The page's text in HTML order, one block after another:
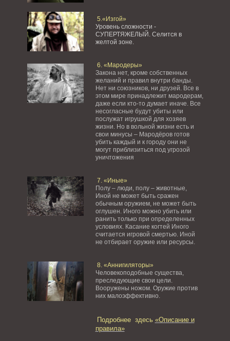
5.«Изгой»
Уровень сложности -
СУПЕРТЯЖЕЛЫЙ. Селится в
желтой зоне.
6. «Мародеры»
Закона нет, кроме собственных
желаний и правил внутри банды.
Нет ни союзников, ни друзей. Все в
этом мире принадлежит мародерам,
даже если кто-то думает иначе. Все
несогласные будут убиты или
послужат игрушкой для хозяев
жизни. Но в вольной жизни есть и
свои минусы – Мародёров готов
убить каждый и к городу они не
могут приблизиться под угрозой
уничтожения
7. «Иные»
Полу – люди, полу – животные,
Иной не может быть сражен
обычным оружием, не может быть
оглушен. Иного можно убить или
ранить только при определенных
условиях. Касание когтей Иного
считается игровой смертью. Иной
не отбирает оружие или ресурсы.
8. «Аннигиляторы»
Человекоподобные существа,
преследующие свои цели.
Вооружены ножом. Оружие против
них малоэффективно.
Подробнее здесь «Описание и
правила»